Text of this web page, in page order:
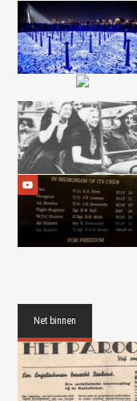
Net binnen